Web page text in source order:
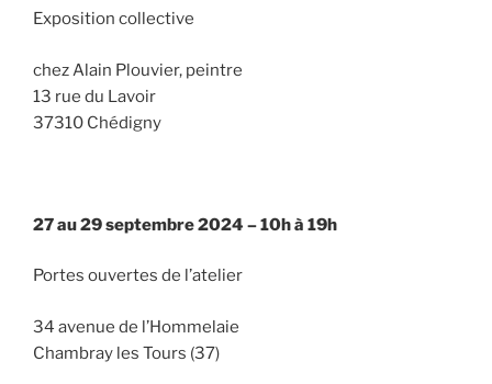
Exposition collective
chez Alain Plouvier, peintre
13 rue du Lavoir
37310 Chédigny
27 au 29 septembre 2024 – 10h à 19h
Portes ouvertes de l’atelier
34 avenue de l’Hommelaie
Chambray les Tours (37)